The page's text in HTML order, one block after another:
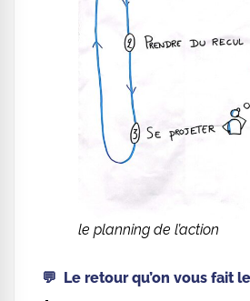
le planning de l’action
💬 Le retour qu’on vous fait